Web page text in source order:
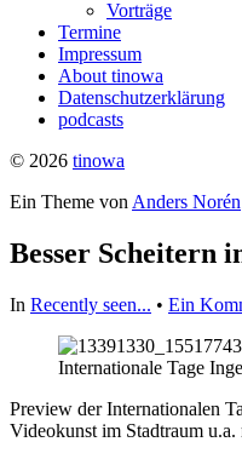
Vorträge
Termine
Impressum
About tinowa
Datenschutzerklärung
podcasts
© 2026 tinowa
Ein Theme von Anders Norén
Besser Scheitern
In Recently seen... • Ein
Internationale Tage
Preview der Internationalen
Videokunst im Stadtraum u.a.